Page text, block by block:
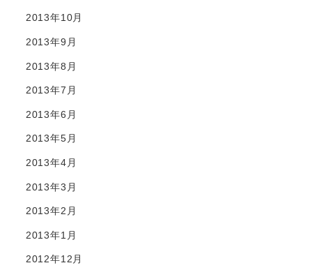
2013年10月
2013年9月
2013年8月
2013年7月
2013年6月
2013年5月
2013年4月
2013年3月
2013年2月
2013年1月
2012年12月